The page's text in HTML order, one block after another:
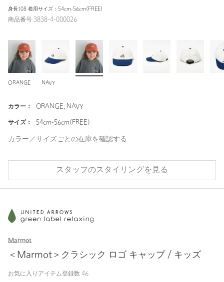
身長108 着用サイズ：54cm-56cm(FREE)
商品番号 3838-4-000026
ORANGE NAVY
カラー： ORANGE, NAVY
サイズ： 54cm-56cm(FREE)
カラー／サイズごとの在庫を確認する
スタッフのスタイリングを見る
Marmot
＜Marmot＞クラシック ロゴ キャップ / キッズ
お気に入りアイテム登録数 46